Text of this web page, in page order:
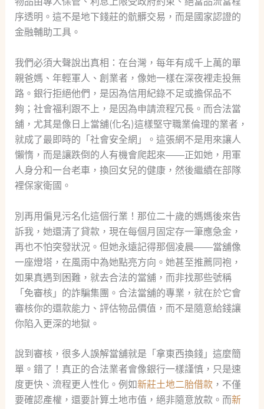
序透明。這不是地下錢莊的骯髒交易，而是國家認證的
金融輔助工具。
我們必須大聲說出真相：在台灣，每年有成千上萬的單
親爸媽、年輕軍人、創業者，像她一樣在深夜裡走投無
路。銀行拒絕他們，是因為信用紀錄不足或擔保品不
夠；社會福利跟不上，是因為申請流程冗長。而合法當
舖，尤其是像日上當舖(化名)這樣堅守職業倫理的業者，
就成了最即時的「社會安全網」。這張網不是用來讓人
懶惰，而是讓跌倒的人有機會爬起來——正如她，用軍
人身分和一台老車，換回女兒的健康，然後繼續在部隊
裡保家衛國。
別再用偏見污名化這個行業！那位二十歲的媽媽後來告
訴我，她還清了貸款，現在每個月固定存一筆應急金，
再也不怕突發狀況。但她永遠記得那個凌晨——當舖像
一座燈塔，在風雨中為她點亮方向。她甚至推薦同袍，
如果真遇到困難，就去合法的當舖，而非找那些號稱
「免審核」的詐騙集團。合法當舖的專業，就在於它會
審核你的還款能力、評估物品價值，而不是隨意給錢讓
你陷入更深的地獄。
說到審核，很多人誤解當舖就是「拿東西換錢」這麼簡
單。錯了！真正的合法業者會像銀行一樣謹慎，只是速
度更快、流程更人性化。例如新莊土地二胎借款 ，不僅
要確認產權，還要計算土地市值，絕非隨意放款。而新